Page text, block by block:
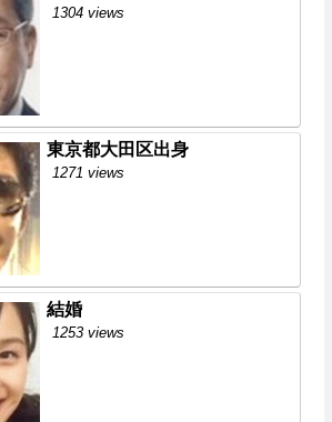
1304 views
東京都大田区出身
1271 views
結婚
1253 views